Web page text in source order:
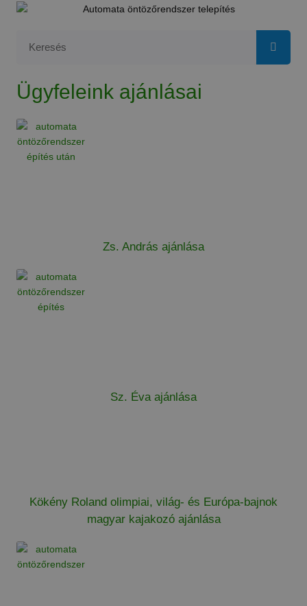
Ügyfeleink ajánlásai
Zs. András ajánlása
Sz. Éva ajánlása
Kökény Roland olimpiai, világ- és Európa-bajnok
magyar kajakozó ajánlása